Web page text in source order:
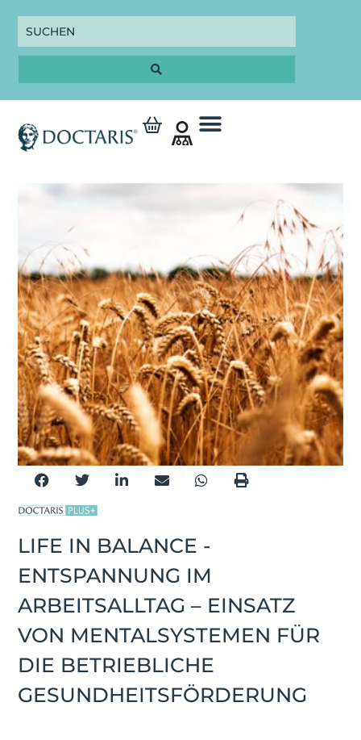
LIFE IN BALANCE -
ENTSPANNUNG IM
ARBEITSALLTAG – EINSATZ
VON MENTALSYSTEMEN FÜR
DIE BETRIEBLICHE
GESUNDHEITSFÖRDERUNG